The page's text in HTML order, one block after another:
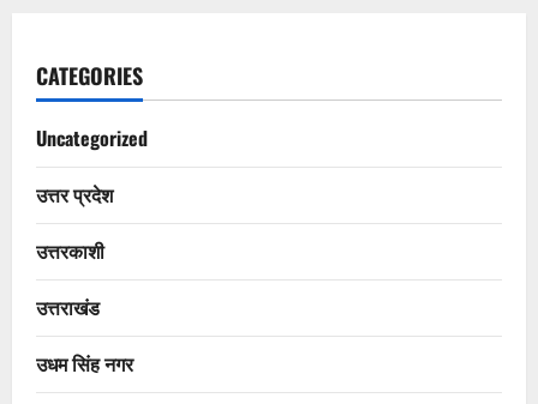
CATEGORIES
Uncategorized
उत्तर प्रदेश
उत्तरकाशी
उत्तराखंड
उधम सिंह नगर